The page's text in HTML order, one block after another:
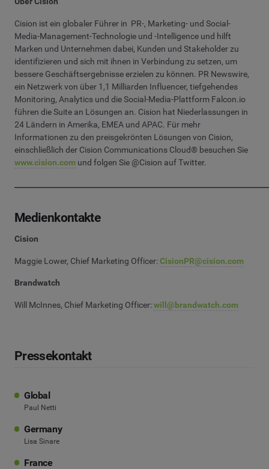
Cision ist ein globaler Führer in PR-, Marketing- und Social-
Media-Management-Technologie und -Intelligence und hilft
Marken und Unternehmen dabei, Kunden und Stakeholder zu
identifizieren und sich mit ihnen in Verbindung zu setzen, um
bessere Geschäftsergebnisse erzielen zu können. PR Newswire,
ein Netzwerk von über 1,1 Milliarden Influencer, tiefgehendes
Monitoring, Analytics und die Social-Media-Plattform Falcon.io
führen die Suite an Lösungen an. Cision hat Niederlassungen in
24 Ländern in Amerika, EMEA und APAC. Für mehr
Informationen zu den preisgekrönten Lösungen von Cision,
einschließlich der Cision Communications Cloud® besuchen Sie
www.cision.com und folgen Sie @Cision auf Twitter.
Medienkontakte
Cision
Maggie Lower, Chief Marketing Officer:CisionPR@cision.com
Brandwatch
Will McInnes, Chief Marketing Officer:will@brandwatch.com
Pressekontakt
Global
Paul Netti
Germany
Lisa Sinare
France